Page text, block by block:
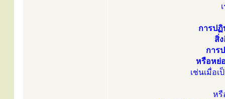
การปฏิ
สิ่
การ
หรือหย่
เช่นเมื่อ
หรื